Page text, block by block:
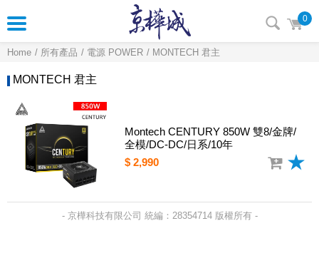
0
Home 所有產品 電源 POWER MONTECH 君主
MONTECH 君主
Montech CENTURY 850W 雙8/金牌/
全模/DC-DC/日系/10年
$ 2,990
- 京樺科技有限公司 統編：28354714 版權所有 -